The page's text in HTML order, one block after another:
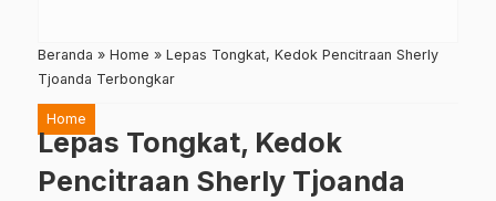
Beranda » Home » Lepas Tongkat, Kedok Pencitraan Sherly
Tjoanda Terbongkar
Home
Lepas Tongkat, Kedok
Pencitraan Sherly Tjoanda